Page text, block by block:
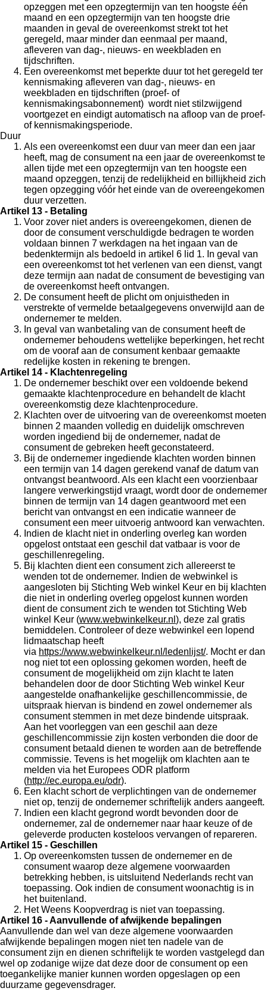
opzeggen met een opzegtermijn van ten hoogste één
maand en een opzegtermijn van ten hoogste drie
maanden in geval de overeenkomst strekt tot het
geregeld, maar minder dan eenmaal per maand,
afleveren van dag-, nieuws- en weekbladen en
tijdschriften.
Een overeenkomst met beperkte duur tot het geregeld ter
kennismaking afleveren van dag-, nieuws- en
weekbladen en tijdschriften (proef- of
kennismakingsabonnement) wordt niet stilzwijgend
voortgezet en eindigt automatisch na afloop van de proef-
of kennismakingsperiode.
Duur
Als een overeenkomst een duur van meer dan een jaar
heeft, mag de consument na een jaar de overeenkomst te
allen tijde met een opzegtermijn van ten hoogste een
maand opzeggen, tenzij de redelijkheid en billijkheid zich
tegen opzegging vóór het einde van de overeengekomen
duur verzetten.
Artikel 13 - Betaling
Voor zover niet anders is overeengekomen, dienen de
door de consument verschuldigde bedragen te worden
voldaan binnen 7 werkdagen na het ingaan van de
bedenktermijn als bedoeld in artikel 6 lid 1. In geval van
een overeenkomst tot het verlenen van een dienst, vangt
deze termijn aan nadat de consument de bevestiging van
de overeenkomst heeft ontvangen.
De consument heeft de plicht om onjuistheden in
verstrekte of vermelde betaalgegevens onverwijld aan de
ondernemer te melden.
In geval van wanbetaling van de consument heeft de
ondernemer behoudens wettelijke beperkingen, het recht
om de vooraf aan de consument kenbaar gemaakte
redelijke kosten in rekening te brengen.
Artikel 14 - Klachtenregeling
De ondernemer beschikt over een voldoende bekend
gemaakte klachtenprocedure en behandelt de klacht
overeenkomstig deze klachtenprocedure.
Klachten over de uitvoering van de overeenkomst moeten
binnen 2 maanden volledig en duidelijk omschreven
worden ingediend bij de ondernemer, nadat de
consument de gebreken heeft geconstateerd.
Bij de ondernemer ingediende klachten worden binnen
een termijn van 14 dagen gerekend vanaf de datum van
ontvangst beantwoord. Als een klacht een voorzienbaar
langere verwerkingstijd vraagt, wordt door de ondernemer
binnen de termijn van 14 dagen geantwoord met een
bericht van ontvangst en een indicatie wanneer de
consument een meer uitvoerig antwoord kan verwachten.
Indien de klacht niet in onderling overleg kan worden
opgelost ontstaat een geschil dat vatbaar is voor de
geschillenregeling.
Bij klachten dient een consument zich allereerst te
wenden tot de ondernemer. Indien de webwinkel is
aangesloten bij Stichting Web winkel Keur en bij klachten
die niet in onderling overleg opgelost kunnen worden
dient de consument zich te wenden tot Stichting Web
winkel Keur (www.webwinkelkeur.nl ), deze zal gratis
bemiddelen. Controleer of deze webwinkel een lopend
lidmaatschap heeft
via https://www.webwinkelkeur.nl/ledenlijst/. Mocht er dan
nog niet tot een oplossing gekomen worden, heeft de
consument de mogelijkheid om zijn klacht te laten
behandelen door de door Stichting Web winkel Keur
aangestelde onafhankelijke geschillencommissie, de
uitspraak hiervan is bindend en zowel ondernemer als
consument stemmen in met deze bindende uitspraak.
Aan het voorleggen van een geschil aan deze
geschillencommissie zijn kosten verbonden die door de
consument betaald dienen te worden aan de betreffende
commissie. Tevens is het mogelijk om klachten aan te
melden via het Europees ODR platform
(http://ec.europa.eu/odr).
Een klacht schort de verplichtingen van de ondernemer
niet op, tenzij de ondernemer schriftelijk anders aangeeft.
Indien een klacht gegrond wordt bevonden door de
ondernemer, zal de ondernemer naar haar keuze of de
geleverde producten kosteloos vervangen of repareren.
Artikel 15 - Geschillen
Op overeenkomsten tussen de ondernemer en de
consument waarop deze algemene voorwaarden
betrekking hebben, is uitsluitend Nederlands recht van
toepassing. Ook indien de consument woonachtig is in
het buitenland.
Het Weens Koopverdrag is niet van toepassing.
Artikel 16 - Aanvullende of afwijkende bepalingen
Aanvullende dan wel van deze algemene voorwaarden
afwijkende bepalingen mogen niet ten nadele van de
consument zijn en dienen schriftelijk te worden vastgelegd dan
wel op zodanige wijze dat deze door de consument op een
toegankelijke manier kunnen worden opgeslagen op een
duurzame gegevensdrager.